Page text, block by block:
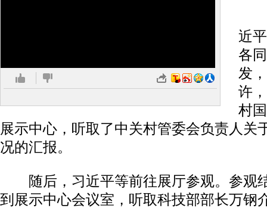
近
各
发
许
村
展示中心，听取了中关村管委会负责人关
况的汇报。
随后，习近平等前往展厅参观。参观
到展示中心会议室，听取科技部部长万钢